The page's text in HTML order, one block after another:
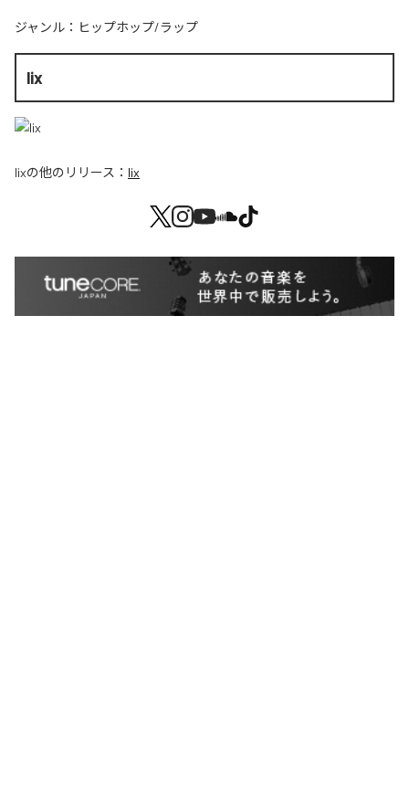
ジャンル： ヒップホップ/ラップ
lix
lixの他のリリース： lix